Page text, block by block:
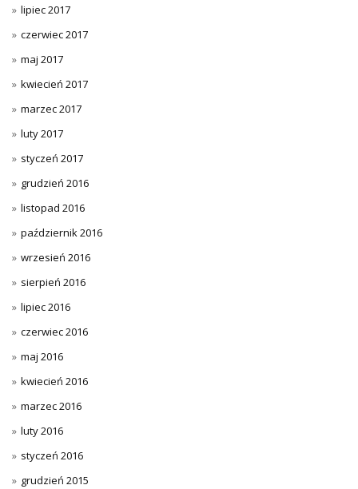
lipiec 2017
czerwiec 2017
maj 2017
kwiecień 2017
marzec 2017
luty 2017
styczeń 2017
grudzień 2016
listopad 2016
październik 2016
wrzesień 2016
sierpień 2016
lipiec 2016
czerwiec 2016
maj 2016
kwiecień 2016
marzec 2016
luty 2016
styczeń 2016
grudzień 2015